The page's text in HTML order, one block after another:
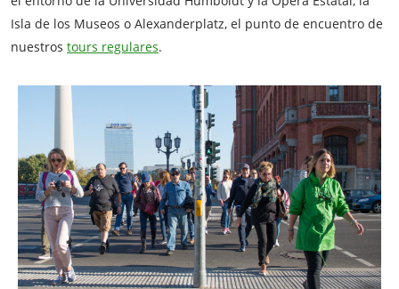
Isla de los Museos o Alexanderplatz, el punto de encuentro de
nuestros tours regulares.